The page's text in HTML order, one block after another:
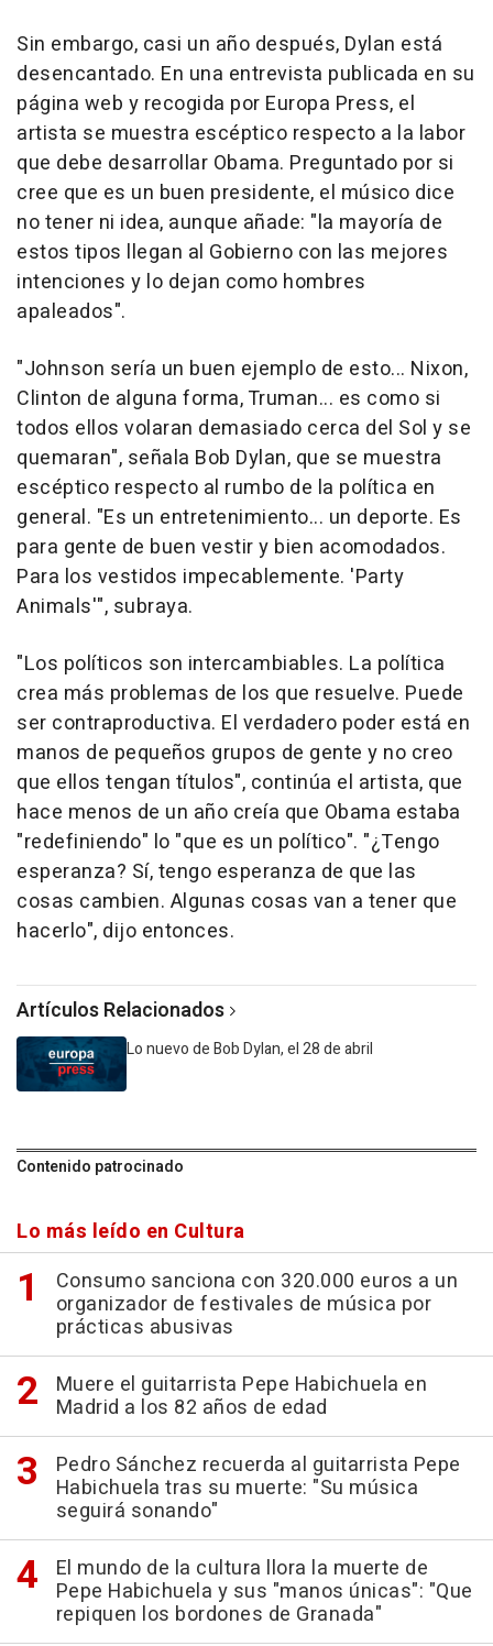
Sin embargo, casi un año después, Dylan está
desencantado. En una entrevista publicada en su
página web y recogida por Europa Press, el
artista se muestra escéptico respecto a la labor
que debe desarrollar Obama. Preguntado por si
cree que es un buen presidente, el músico dice
no tener ni idea, aunque añade: "la mayoría de
estos tipos llegan al Gobierno con las mejores
intenciones y lo dejan como hombres
apaleados".
"Johnson sería un buen ejemplo de esto... Nixon,
Clinton de alguna forma, Truman... es como si
todos ellos volaran demasiado cerca del Sol y se
quemaran", señala Bob Dylan, que se muestra
escéptico respecto al rumbo de la política en
general. "Es un entretenimiento... un deporte. Es
para gente de buen vestir y bien acomodados.
Para los vestidos impecablemente. 'Party
Animals'", subraya.
"Los políticos son intercambiables. La política
crea más problemas de los que resuelve. Puede
ser contraproductiva. El verdadero poder está en
manos de pequeños grupos de gente y no creo
que ellos tengan títulos", continúa el artista, que
hace menos de un año creía que Obama estaba
"redefiniendo" lo "que es un político". "¿Tengo
esperanza? Sí, tengo esperanza de que las
cosas cambien. Algunas cosas van a tener que
hacerlo", dijo entonces.
Artículos Relacionados
Lo nuevo de Bob Dylan, el 28 de abril
Contenido patrocinado
Lo más leído en Cultura
Consumo sanciona con 320.000 euros a un
organizador de festivales de música por
prácticas abusivas
Muere el guitarrista Pepe Habichuela en
Madrid a los 82 años de edad
Pedro Sánchez recuerda al guitarrista Pepe
Habichuela tras su muerte: "Su música
seguirá sonando"
El mundo de la cultura llora la muerte de
Pepe Habichuela y sus "manos únicas": "Que
repiquen los bordones de Granada"